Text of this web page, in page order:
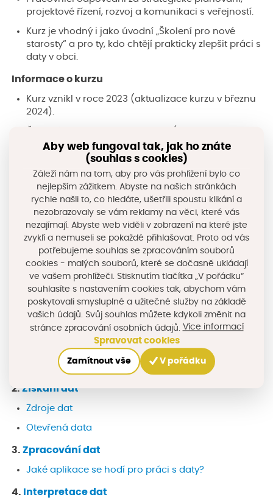
projektové řízení, rozvoj a komunikaci s veřejností.
Kurz je vhodný i jako úvodní „Školení pro nové
starosty“ a pro ty, kdo chtějí prakticky zlepšit práci s
daty v obci.
Informace o kurzu
Kurz vznikl v roce 2023 (aktualizace kurzu v březnu
2024).
k obsahu).
Stručná anotace a předpoklady ke studiu najdete v
přiloženém dokumentu:ZDE(otevře PDF).
Inspiraci pro praktická data hledejte na portálu
Data KHK:www.datakhk.cz
Získejte praktické dovednosti, které okamžitě využijete
při tvorbě analýz, strategických dokumentů a
komunikaci s veřejností a rozvíjejte kompetence své
Osnova kurzu:
Důležitost dat a jejich typy
Jaké typy dat existují aneb data nemusí být pouze
2. Získání dat
Zdroje dat
Otevřená data
3. Zpracování dat
Jaké aplikace se hodí pro práci s daty?
4. Interpretace dat
Aby web fungoval tak, jak ho znáte
(souhlas s cookies)
Záleží nám na tom, aby pro vás prohlížení bylo co
nejlepším zážitkem. Abyste na našich stránkách
rychle našli to, co hledáte, ušetřili spoustu klikání a
nezobrazovaly se vám reklamy na věci, které vás
nezajímají. Abyste web viděli v zobrazení na které jste
zvyklí a nemuseli se pokaždé přihlašovat. Proto od vás
potřebujeme souhlas se zpracováním souborů
cookies - malých souborů, které se dočasně ukládají
ve vašem prohlížeči. Stisknutím tlačítka „V pořádku“
souhlasíte s nastavením cookies tak, abychom vám
poskytovali smysluplné a užitečné služby na základě
vašich údajů. Svůj souhlas můžete kdykoli změnit na
stránce zpracování osobních údajů. Více informací
Spravovat cookies
Zamítnout vše V pořádku